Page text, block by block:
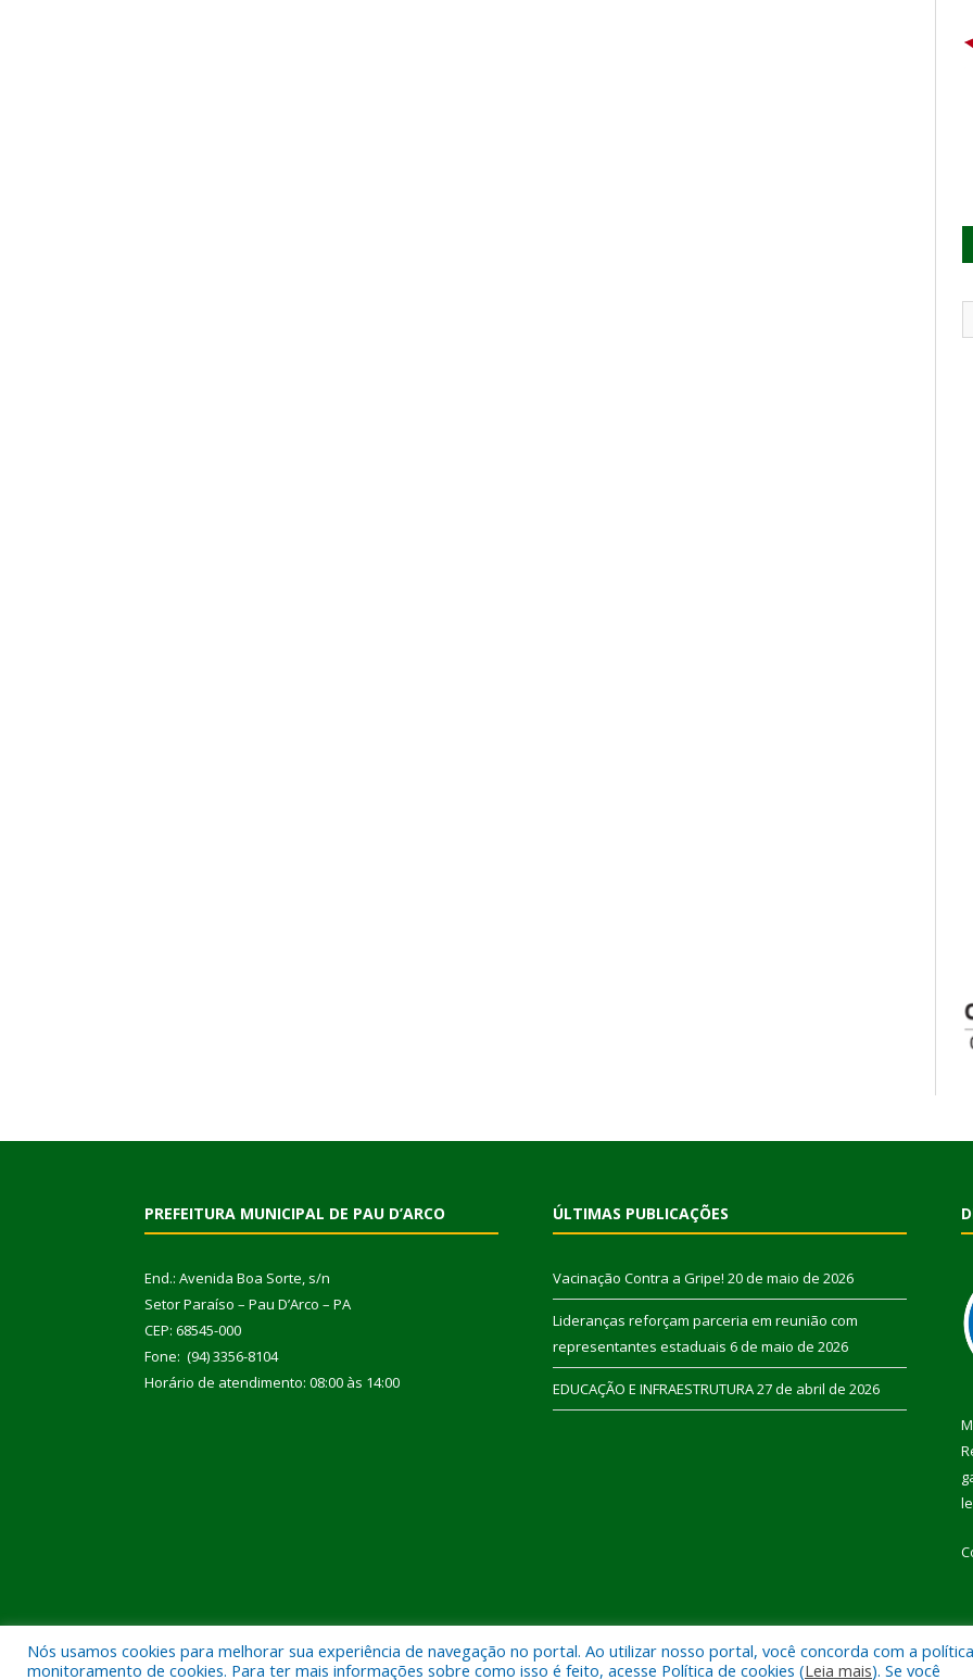
PREFEITURA MUNICIPAL DE PAU D’ARCO
End.: Avenida Boa Sorte, s/n
Setor Paraíso – Pau D’Arco – PA
CEP: 68545-000
Fone: (94) 3356-8104
Horário de atendimento: 08:00 às 14:00
ÚLTIMAS PUBLICAÇÕES
Vacinação Contra a Gripe! 20 de maio de 2026
Lideranças reforçam parceria em reunião com
representantes estaduais 6 de maio de 2026
EDUCAÇÃO E INFRAESTRUTURA27 de abril de 2026
Todos os direitos reservados a Prefeitura Municipal de Pau D’Arco. Mapa do Site
Nós usamos cookies para melhorar sua experiência de navegação no portal. Ao utilizar nosso portal, você concorda com a
monitoramento de cookies. Para ter mais informações sobre como isso é feito, acesse Política de cookies (Leia mais). Se você